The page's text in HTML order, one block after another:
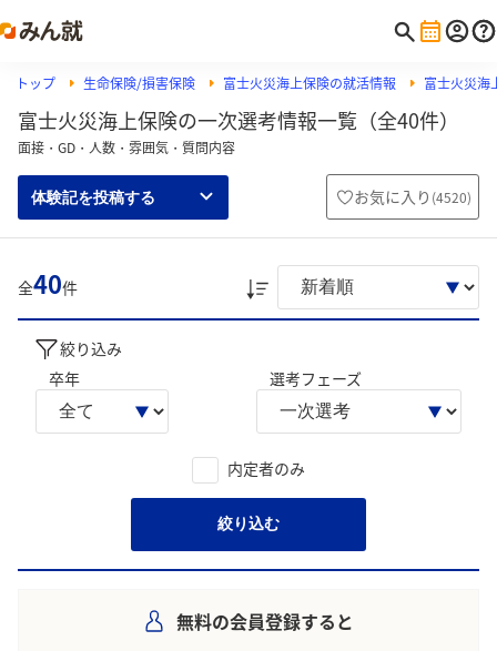
トップ 生命保険/損害保険 富士火災海上保険の就活情報 富士火災海
富士火災海上保険の一次選考情報一覧（全40件）
面接・GD・人数・雰囲気・質問内容
体験記を投稿する お気に入り (4520)
全40件
絞り込み
卒年
選考フェーズ
内定者のみ
絞り込む
無料の会員登録すると